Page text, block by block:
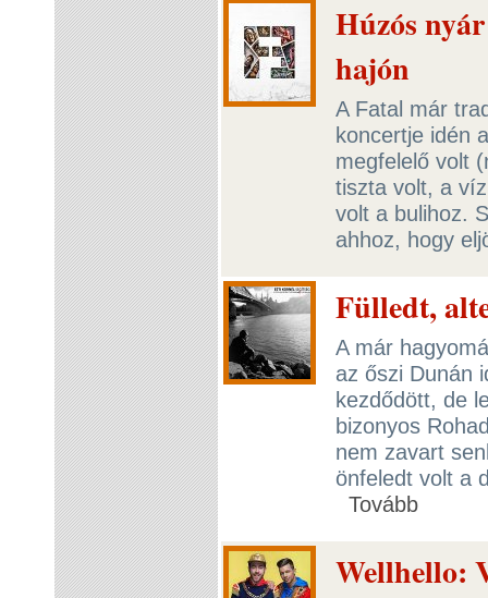
Húzós
hajón
A Fatal már
koncertje idén
megfelelő volt
tiszta volt, a
volt a bulihoz.
ahhoz, hogy
Fülledt,
A már
az őszi Dunán
kezdődött, de
bizonyos
nem zavart
önfeledt volt a
Tovább
Wellhello: